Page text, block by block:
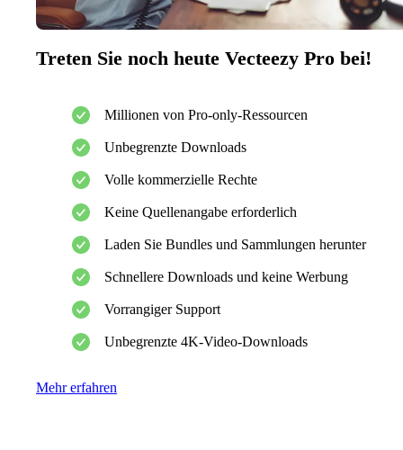
Treten Sie noch heute Vecteezy Pro bei!
Millionen von Pro-only-Ressourcen
Unbegrenzte Downloads
Volle kommerzielle Rechte
Keine Quellenangabe erforderlich
Laden Sie Bundles und Sammlungen herunter
Schnellere Downloads und keine Werbung
Vorrangiger Support
Unbegrenzte 4K-Video-Downloads
Mehr erfahren